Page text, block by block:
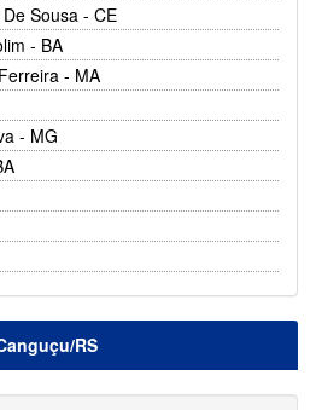
Sousa - CE
- BA
- MA
- MG
RS